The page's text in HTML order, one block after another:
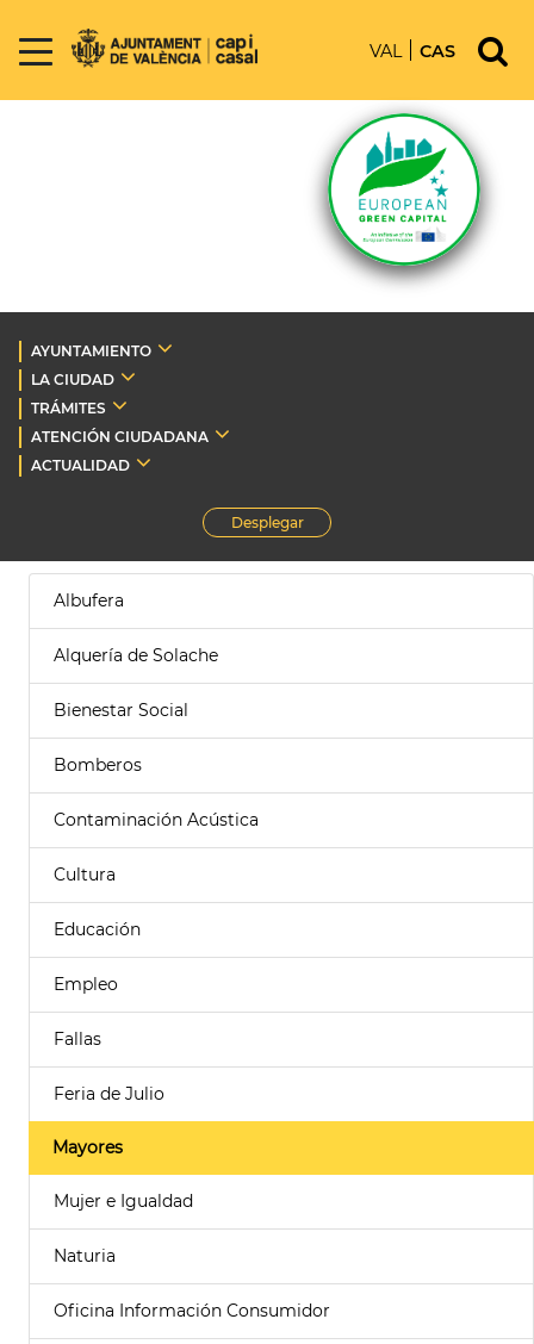
VAL CAS
AYUNTAMIENTO
LA CIUDAD
TRÁMITES
ATENCIÓN CIUDADANA
ACTUALIDAD
Desplegar
Albufera
Alquería de Solache
Bienestar Social
Bomberos
Contaminación Acústica
Cultura
Educación
Empleo
Fallas
Feria de Julio
Mayores
Mujer e Igualdad
Naturia
Oficina Información Consumidor